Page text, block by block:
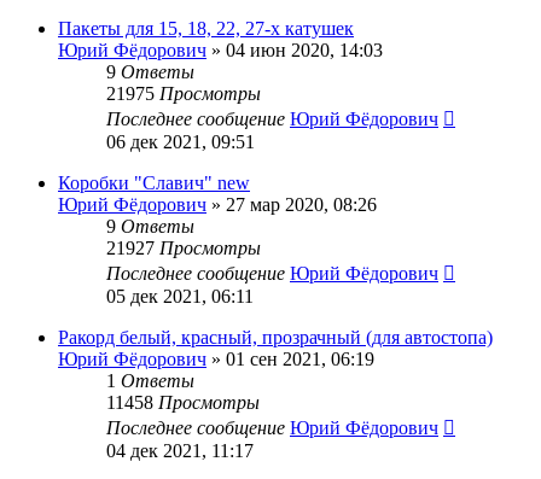
Пакеты для 15, 18, 22, 27-х катушек
Юрий Фёдорович » 04 июн 2020, 14:03
9 Ответы
21975 Просмотры
Последнее сообщение Юрий Фёдорович
06 дек 2021, 09:51
Коробки "Славич" new
Юрий Фёдорович » 27 мар 2020, 08:26
9 Ответы
21927 Просмотры
Последнее сообщение Юрий Фёдорович
05 дек 2021, 06:11
Ракорд белый, красный, прозрачный (для автостопа)
Юрий Фёдорович » 01 сен 2021, 06:19
1 Ответы
11458 Просмотры
Последнее сообщение Юрий Фёдорович
04 дек 2021, 11:17